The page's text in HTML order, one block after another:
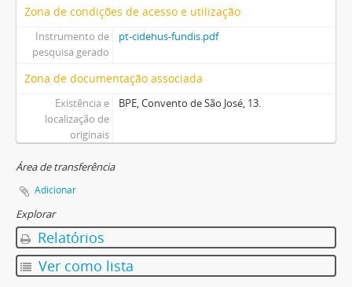
Zona de condições de acesso e utilização
Instrumento de
pesquisa gerado
pt-cidehus-fundis.pdf
Zona de documentação associada
Existência e
localização de
originais
BPE, Convento de São José, 13.
Área de transferência
Adicionar
Explorar
Relatórios
Ver como lista